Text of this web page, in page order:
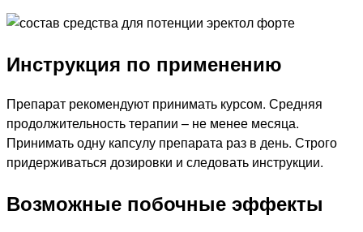
Инструкция по применению
Препарат рекомендуют принимать курсом. Средняя
продолжительность терапии – не менее месяца.
Принимать одну капсулу препарата раз в день. Строго
придерживаться дозировки и следовать инструкции.
Возможные побочные эффекты